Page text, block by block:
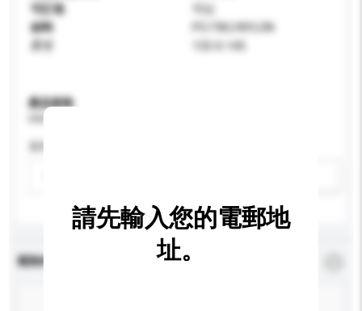
可訂造
可以
材料
PC/TAC/NYLON
133-0-145
產品規格
查詢內容
請先輸入您的電郵地
址。